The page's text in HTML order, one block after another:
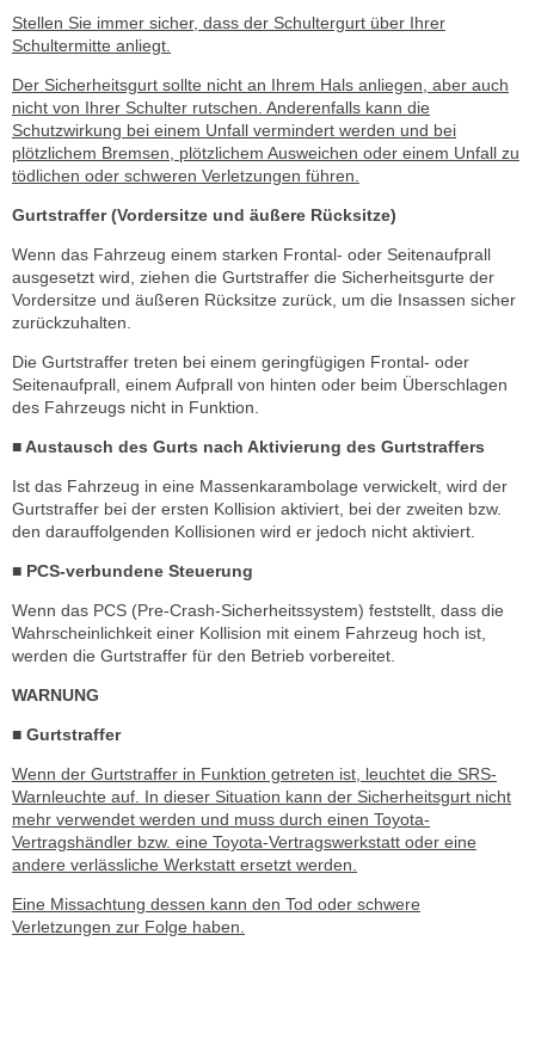
Stellen Sie immer sicher, dass der Schultergurt über Ihrer
Schultermitte anliegt.
Der Sicherheitsgurt sollte nicht an Ihrem Hals anliegen, aber auch
nicht von Ihrer Schulter rutschen. Anderenfalls kann die
Schutzwirkung bei einem Unfall vermindert werden und bei
plötzlichem Bremsen, plötzlichem Ausweichen oder einem Unfall zu
tödlichen oder schweren Verletzungen führen.
Gurtstraffer (Vordersitze und äußere Rücksitze)
Wenn das Fahrzeug einem starken Frontal- oder Seitenaufprall
ausgesetzt wird, ziehen die Gurtstraffer die Sicherheitsgurte der
Vordersitze und äußeren Rücksitze zurück, um die Insassen sicher
zurückzuhalten.
Die Gurtstraffer treten bei einem geringfügigen Frontal- oder
Seitenaufprall, einem Aufprall von hinten oder beim Überschlagen
des Fahrzeugs nicht in Funktion.
■ Austausch des Gurts nach Aktivierung des Gurtstraffers
Ist das Fahrzeug in eine Massenkarambolage verwickelt, wird der
Gurtstraffer bei der ersten Kollision aktiviert, bei der zweiten bzw.
den darauffolgenden Kollisionen wird er jedoch nicht aktiviert.
■ PCS-verbundene Steuerung
Wenn das PCS (Pre-Crash-Sicherheitssystem) feststellt, dass die
Wahrscheinlichkeit einer Kollision mit einem Fahrzeug hoch ist,
werden die Gurtstraffer für den Betrieb vorbereitet.
WARNUNG
■ Gurtstraffer
Wenn der Gurtstraffer in Funktion getreten ist, leuchtet die SRS-
Warnleuchte auf. In dieser Situation kann der Sicherheitsgurt nicht
mehr verwendet werden und muss durch einen Toyota-
Vertragshändler bzw. eine Toyota-Vertragswerkstatt oder eine
andere verlässliche Werkstatt ersetzt werden.
Eine Missachtung dessen kann den Tod oder schwere
Verletzungen zur Folge haben.